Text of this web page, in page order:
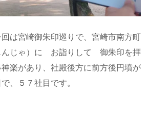
は宮崎御朱印巡りで、宮崎市南方町
んじゃ）に お詣りして 御朱印を拝
楽があり、社殿後方に前方後円墳が
、５７社目です。